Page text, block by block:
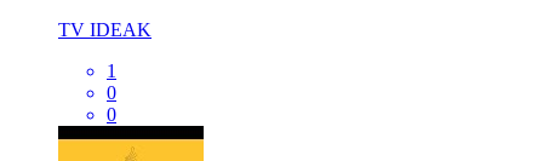
TV IDEAK
1
0
0